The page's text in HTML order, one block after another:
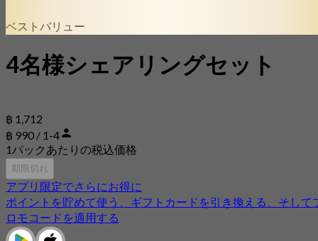
ベストバリュー
4名様シェアリングセット
฿ 1,712
฿ 990 / 1-4
1パックあたりの税込価格
期限切れ
アプリ限定でさらにお得に
ポイントを貯めて使う、ギフトカードを引き換える、そして
ロモコードを適用する